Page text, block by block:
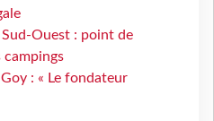
Sud-Ouest : point de
: « Le fondateur